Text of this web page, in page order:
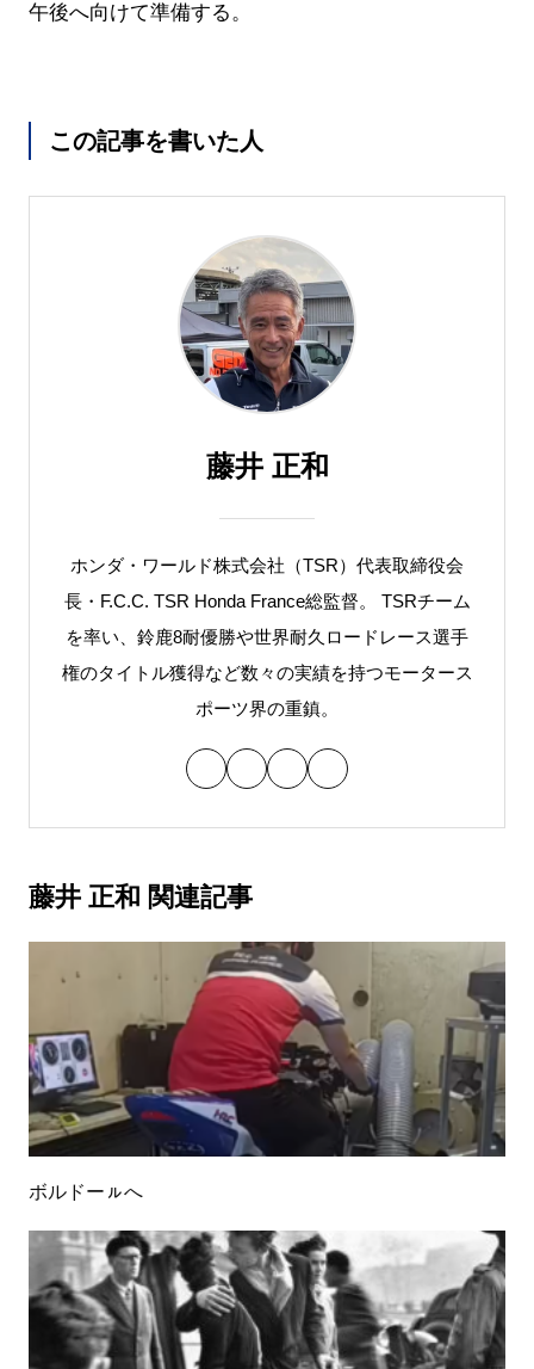
午後へ向けて準備する。
この記事を書いた人
藤井 正和
ホンダ・ワールド株式会社（TSR）代表取締役会
長・F.C.C. TSR Honda France総監督。 TSRチーム
を率い、鈴鹿8耐優勝や世界耐久ロードレース選手
権のタイトル獲得など数々の実績を持つモータース
ポーツ界の重鎮。
藤井 正和 関連記事
ボルドーㇽへ